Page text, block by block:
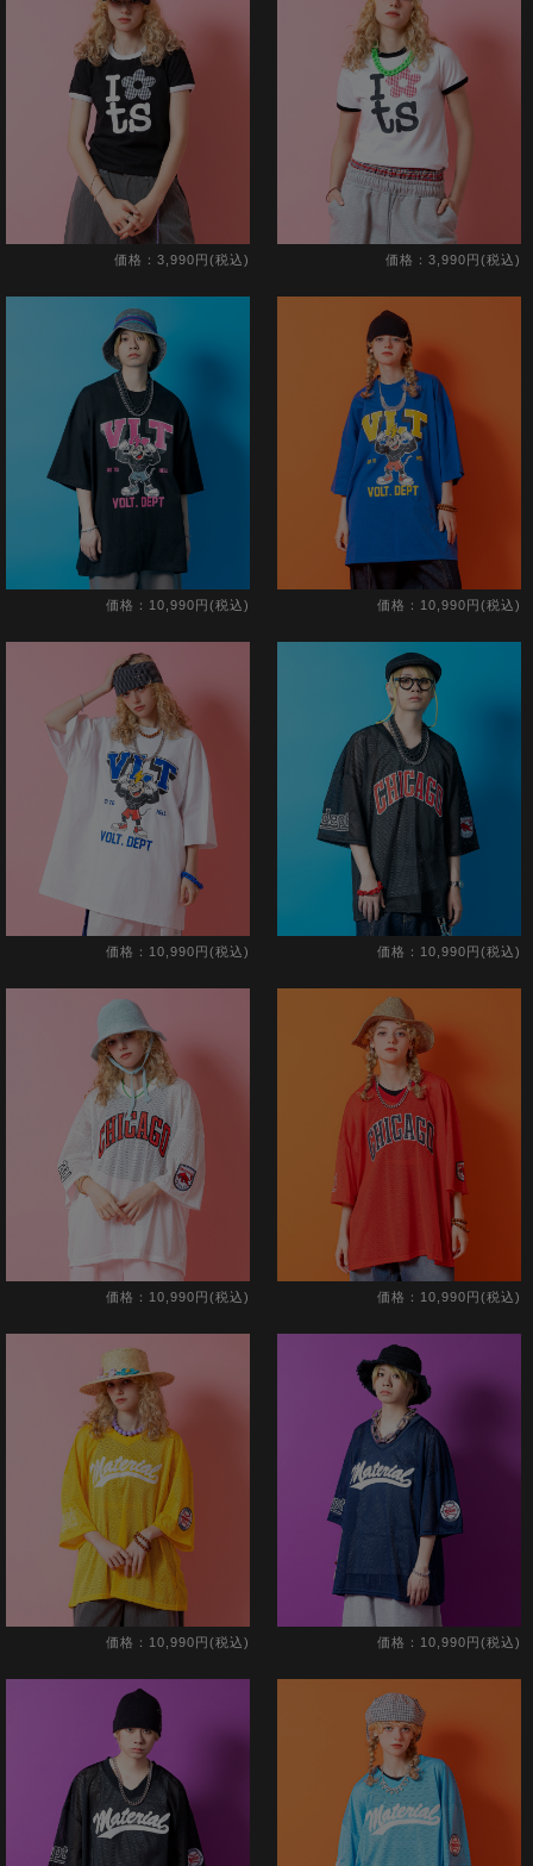
価格：3,990円(税込) 価格：3,990円(税込)
価格：10,990円(税込) 価格：10,990円(税込)
価格：10,990円(税込) 価格：10,990円(税込)
価格：10,990円(税込) 価格：10,990円(税込)
価格：10,990円(税込) 価格：10,990円(税込)